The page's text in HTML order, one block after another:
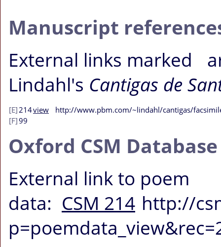
Manuscript
External links marked
Lindahl's Cantigas de
[E]214view
http://www.pbm.com/~lindahl/cantigas/
[F]99
Oxford CSM
External link to poem
data: CSM 214 http://